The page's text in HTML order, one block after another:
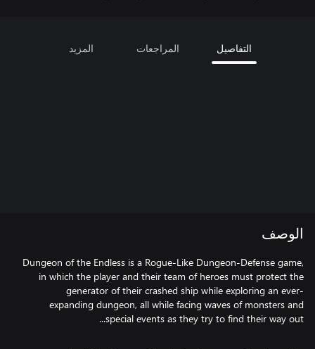
التفاصيل المراجعات المزيد
الوصف
Dungeon of the Endless is a Rogue-Like Dungeon-Defense game,
in which the player and their team of heroes must protect the
generator of their crashed ship while exploring an ever-
expanding dungeon, all while facing waves of monsters and
special events as they try to find their way out...